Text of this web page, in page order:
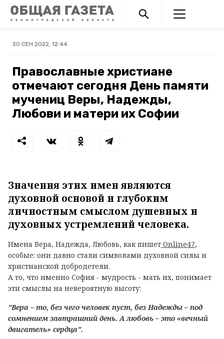
30 СЕН 2022, 12:44
Православные христиане
отмечают сегодня День памяти
мучениц Веры, Надежды,
Любови и матери их Софии
Значения этих имен являются
духовной основой и глубоким
личностным смыслом душевных и
духовных устремлений человека.
Имена Вера, Надежда, Любовь, как пишет Online47,
особые: они давно стали символами духовной силы и
христианской добродетели.
А то, что именно София - мудрость - мать их, понимает
эти смыслы на невероятную высоту:
"Вера – то, без чего человек пуст, без Надежды – под
сомнением завтрашний день. А любовь – это «вечный
двигатель» сердца".